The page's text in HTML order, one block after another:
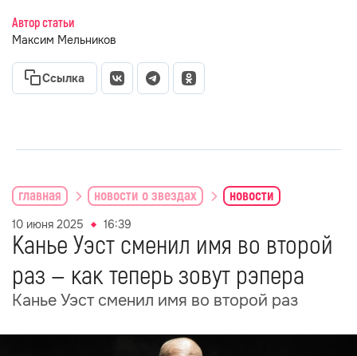
Автор статьи
Максим Мельников
Ссылка
главная новости о звездах новости
10 июня 2025 16:39
Канье Уэст сменил имя во второй
раз — как теперь зовут рэпера
Канье Уэст сменил имя во второй раз